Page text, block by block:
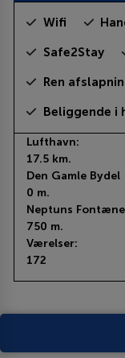
Wifi
Safe2Stay
Ren
Beliggende i
Lufthavn:
17.5 km.
Den Gamle Bydel
0 m.
Neptuns
750 m.
Værelser:
172